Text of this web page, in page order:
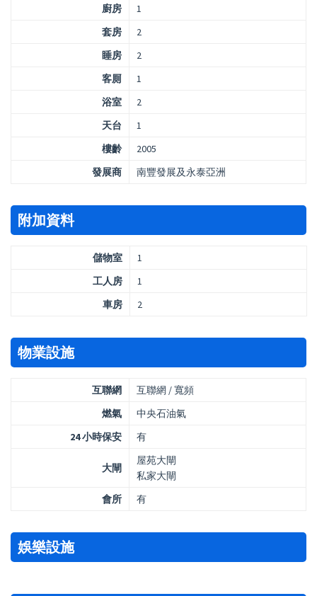
廚房
1
套房
2
睡房
2
客厠
1
浴室
2
天台
1
樓齡
2005
發展商
南豐發展及永泰亞洲
附加資料
儲物室
1
工人房
1
車房
2
物業設施
互聯網
互聯網 / 寬頻
燃氣
中央石油氣
24 小時保安
有
大閘
屋苑大閘
私家大閘
會所
有
娛樂設施